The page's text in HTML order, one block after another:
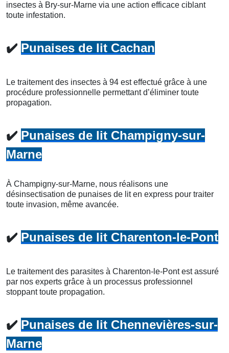
insectes à Bry-sur-Marne via une action efficace ciblant
toute infestation.
✔️ Punaises de lit Cachan
Le traitement des insectes à 94 est effectué grâce à une
procédure professionnelle permettant d’éliminer toute
propagation.
✔️ Punaises de lit Champigny-sur-
Marne
À Champigny-sur-Marne, nous réalisons une
désinsectisation de punaises de lit en express pour traiter
toute invasion, même avancée.
✔️ Punaises de lit Charenton-le-Pont
Le traitement des parasites à Charenton-le-Pont est assuré
par nos experts grâce à un processus professionnel
stoppant toute propagation.
✔️ Punaises de lit Chennevières-sur-
Marne